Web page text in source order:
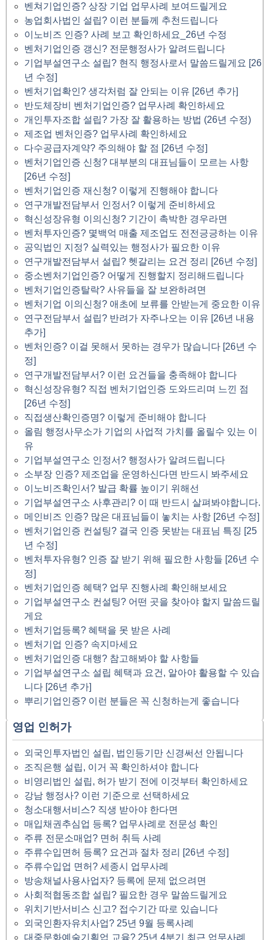
벤쳐기업인증? 상장 기업 업무사례 보여드릴게요
농업회사법인 설립? 이런 분들께 추천드립니다
이노비즈 인증? 사례 보고 확인하세요_26년 수정
벤처기업인증 갱신? 전문행정사가 알려드립니다
기업부설연구소 설립? 현직 행정사로서 말씀드릴게요 [26
년 수정]
벤처기업확인? 생각처럼 잘 안되는 이유 [26년 추가]
반도체장비 벤처기업인증? 업무사례 확인하세요
개인투자조합 설립? 가장 잘 활용하는 방법 (26년 수정)
제조업 벤처인증? 업무사례 확인하세요
다수공급자계약? 주의해야 할 점 [26년 수정]
벤처기업인증 신청? 대부분의 대표님들이 모르는 사항
[26년 수정]
벤처기업인증 재신청? 이렇게 진행해야 합니다
연구개발전담부서 인정서? 이렇게 준비하세요
혁신성장유형 이의신청? 기간이 촉박한 경우라면
벤처투자인증? 몇백억 매출 제조업도 전전긍긍하는 이유
공익법인 지정? 실력있는 행정사가 필요한 이유
연구개발전담부서 설립? 헷갈리는 요건 정리 [26년 수정]
중소벤처기업인증? 어떻게 진행할지 정리해드립니다
벤처기업인증탈락? 사유들을 잘 보완하려면
벤처기업 이의신청? 애초에 보류를 안받는게 중요한 이유
연구전담부서 설립? 반려가 자주나오는 이유 [26년 내용
추가]
벤처인증? 이걸 못해서 못하는 경우가 많습니다 [26년 수
정]
연구개발전담부서? 이런 요건들을 충족해야 합니다
혁신성장유형? 직접 벤처기업인증 도와드리며 느낀 점
[26년 수정]
직접생산확인증명? 이렇게 준비해야 합니다
올림 행정사무소가 기업의 사업적 가치를 올릴수 있는 이
유
기업부설연구소 인정서? 행정사가 알려드립니다
소부장 인증? 제조업을 운영하신다면 반드시 봐주세요
이노비즈확인서? 발급 확률 높이기 위해선
기업부설연구소 사후관리? 이 때 반드시 살펴봐야합니다.
메인비즈 인증? 많은 대표님들이 놓치는 사항 [26년 수정]
벤처기업인증 컨설팅? 결국 인증 못받는 대표님 특징 [25
년 수정]
벤처투자유형? 인증 잘 받기 위해 필요한 사항들 [26년 수
정]
벤처기업인증 혜택? 업무 진행사례 확인해보세요
기업부설연구소 컨설팅? 어떤 곳을 찾아야 할지 말씀드릴
게요
벤처기업등록? 혜택을 못 받은 사례
벤처기업 인증? 속지마세요
벤처기업인증 대행? 참고해봐야 할 사항들
기업부설연구소 설립 혜택과 요건, 알아야 활용할 수 있습
니다 [26년 추가]
뿌리기업인증? 이런 분들은 꼭 신청하는게 좋습니다
영업 인허가
외국인투자법인 설립, 법인등기만 신경써선 안됩니다
조직은행 설립, 이거 꼭 확인하셔야 합니다
비영리법인 설립, 허가 받기 전에 이것부터 확인하세요
강남 행정사? 이런 기준으로 선택하세요
청소대행서비스? 직생 받아야 한다면
매입채권추심업 등록? 업무사례로 전문성 확인
주류 전문소매업? 면허 취득 사례
주류수입면허 등록? 요건과 절차 정리 [26년 수정]
주류수입업 면허? 세종시 업무사례
방송채널사용사업자? 등록에 문제 없으려면
사회적협동조합 설립? 필요한 경우 말씀드릴게요
위치기반서비스 신고? 접수기간 따로 있습니다
외국인환자유치사업? 25년 9월 등록사례
대중문화예술기획업 교육? 25년 4분기 최근 업무사례